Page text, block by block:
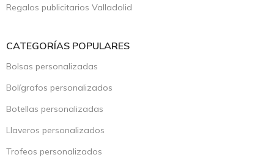
Regalos publicitarios Valladolid
CATEGORÍAS POPULARES
Bolsas personalizadas
Bolígrafos personalizados
Botellas personalizadas
Llaveros personalizados
Trofeos personalizados